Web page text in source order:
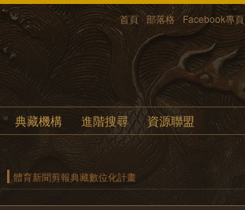
首頁 部落格 Facebook專頁
典藏機構 進階搜尋 資源聯盟
體育新聞剪報典藏數位化計畫